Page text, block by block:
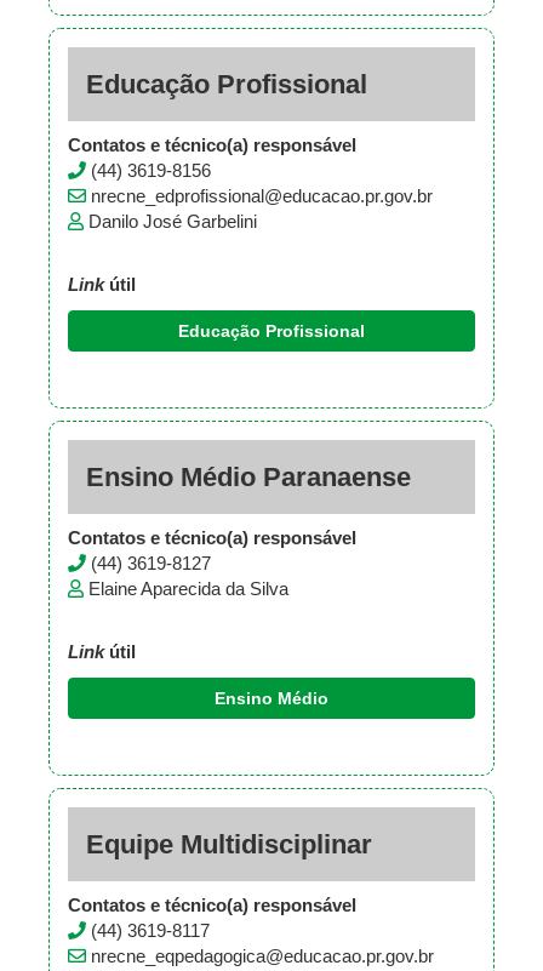
Educação Profissional
Contatos e técnico(a) responsável
(44) 3619-8156
nrecne_edprofissional@educacao.pr.gov.br
Danilo José Garbelini
Linkútil
Educação Profissional
Ensino Médio Paranaense
Contatos e técnico(a) responsável
(44) 3619-8127
Elaine Aparecida da Silva
Linkútil
Ensino Médio
Equipe Multidisciplinar
Contatos e técnico(a) responsável
(44) 3619-8117
nrecne_eqpedagogica@educacao.pr.gov.br